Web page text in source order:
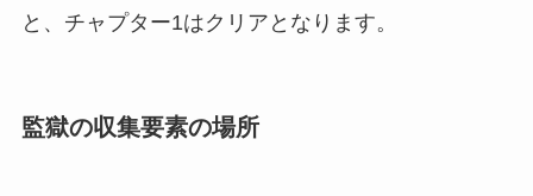
と、チャプター1はクリアとなります。
監獄の収集要素の場所